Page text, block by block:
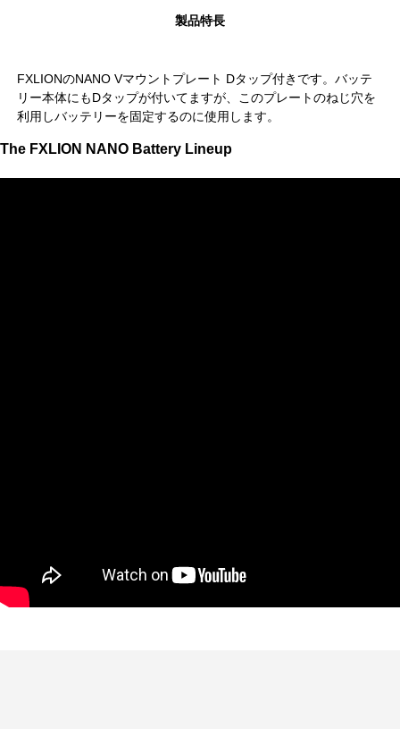
製品特長
FXLIONのNANO Vマウントプレート Dタップ付きです。バッテ
リー本体にもDタップが付いてますが、このプレートのねじ穴を
利用しバッテリーを固定するのに使用します。
The FXLION NANO Battery Lineup